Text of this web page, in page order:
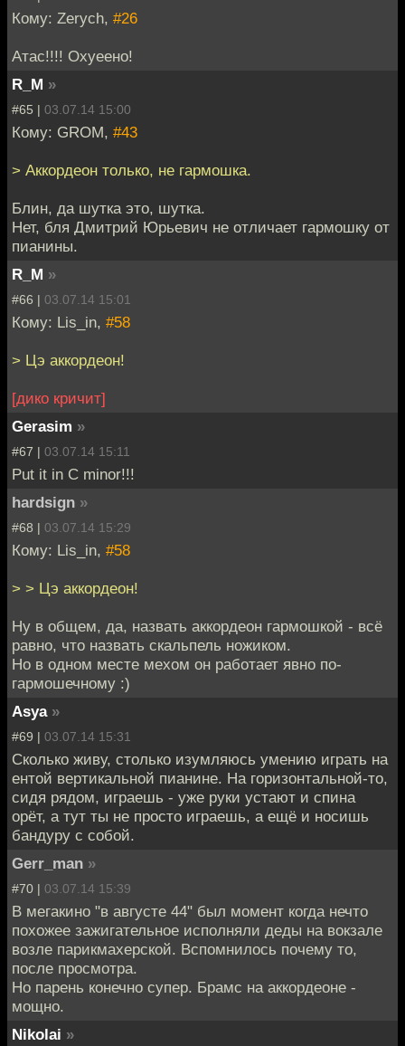
Кому: Zerych, #26
Атас!!!! Охуеено!
R_M »
#65 | 03.07.14 15:00
Кому: GROM, #43
> Аккордеон только, не гармошка.
Блин, да шутка это, шутка.
Нет, бля Дмитрий Юрьевич не отличает гармошку от
пианины.
R_M »
#66 | 03.07.14 15:01
Кому: Lis_in, #58
> Цэ аккордеон!
[дико кричит]
Gerasim »
#67 | 03.07.14 15:11
Put it in C minor!!!
hardsign »
#68 | 03.07.14 15:29
Кому: Lis_in, #58
> > Цэ аккордеон!
Ну в общем, да, назвать аккордеон гармошкой - всё
равно, что назвать скальпель ножиком.
Но в одном месте мехом он работает явно по-
гармошечному :)
Asya »
#69 | 03.07.14 15:31
Сколько живу, столько изумляюсь умению играть на
ентой вертикальной пианине. На горизонтальной-то,
сидя рядом, играешь - уже руки устают и спина
орёт, а тут ты не просто играешь, а ещё и носишь
бандуру с собой.
Gerr_man »
#70 | 03.07.14 15:39
В мегакино "в августе 44" был момент когда нечто
похожее зажигательное исполняли деды на вокзале
возле парикмахерской. Вспомнилось почему то,
после просмотра.
Но парень конечно супер. Брамс на аккордеоне -
мощно.
Nikolai »